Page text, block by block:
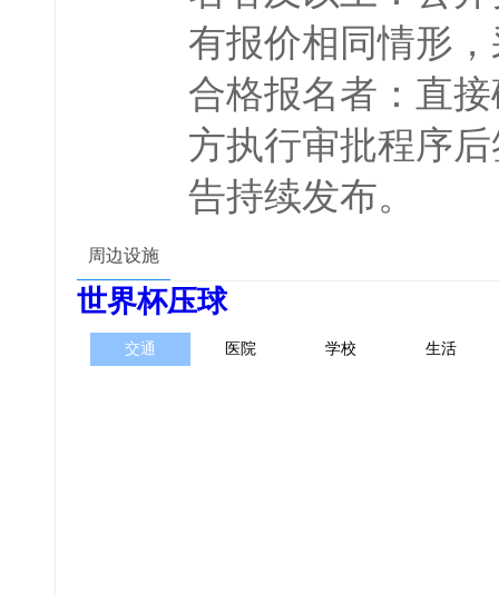
有报价相同情形
合格报名者：直
方执行审批程序
告持续发布。
周边设施